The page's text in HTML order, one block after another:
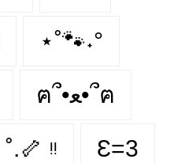
⋆˚🐾˖°
ฅ՞•ﻌ•՞ฅ
˚.🦴 ᵎᵎ Ɛ=3